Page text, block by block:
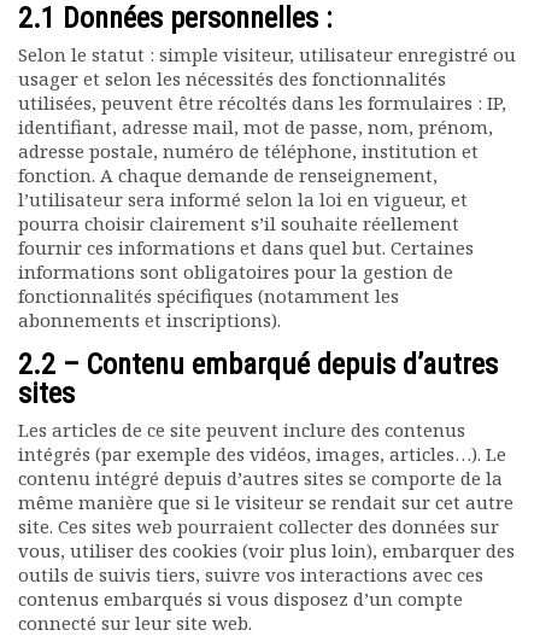
Bulletins Villes en
développement
Kiosk
Ressources
Nos actions
Podcast-AdP
Dîners débats
Journées d’études
Concours vidéo
Matinales
Nos partenaires
Evénements
Publications et rapports
Documents
Les adhérents
Annuaire
Offres d’emploi
Forum
Actualités
Nous contacter
2.1 Données personnelles :
Selon le statut : simple visiteur, utilisateur enregistré ou
usager et selon les nécessités des fonctionnalités
utilisées, peuvent être récoltés dans les formulaires : IP,
identifiant, adresse mail, mot de passe, nom, prénom,
adresse postale, numéro de téléphone, institution et
fonction. A chaque demande de renseignement,
l’utilisateur sera informé selon la loi en vigueur, et
pourra choisir clairement s’il souhaite réellement
fournir ces informations et dans quel but. Certaines
informations sont obligatoires pour la gestion de
fonctionnalités spécifiques (notamment les
abonnements et inscriptions).
2.2 – Contenu embarqué depuis d’autres
sites
Les articles de ce site peuvent inclure des contenus
intégrés (par exemple des vidéos, images, articles…). Le
contenu intégré depuis d’autres sites se comporte de la
même manière que si le visiteur se rendait sur cet autre
site. Ces sites web pourraient collecter des données sur
vous, utiliser des cookies (voir plus loin), embarquer des
outils de suivis tiers, suivre vos interactions avec ces
contenus embarqués si vous disposez d’un compte
connecté sur leur site web.